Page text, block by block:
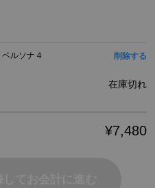
ルソナ４ 削除する
在庫切れ
¥7,480